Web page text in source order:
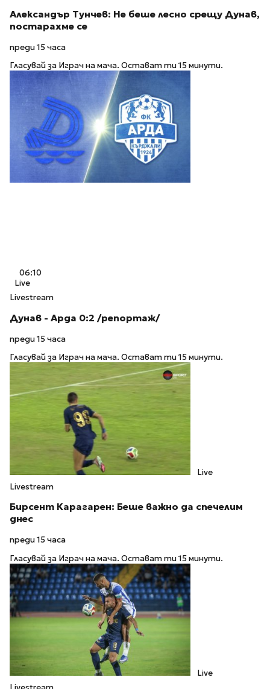
Александър Тунчев: Не беше лесно срещу Дунав,
постарахме се
преди 15 часа
Гласувай за Играч на мача. Остават ти 15 минути.
06:10
Live
Livestream
Дунав - Арда 0:2 /репортаж/
преди 15 часа
Гласувай за Играч на мача. Остават ти 15 минути.
Live
Livestream
Бирсент Карагарен: Беше важно да спечелим
днес
преди 15 часа
Гласувай за Играч на мача. Остават ти 15 минути.
Live